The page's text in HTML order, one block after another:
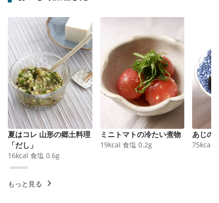
夏はコレ 山形の郷土料理
「だし」
16kcal 食塩 0.6g
ミニトマトの冷たい煮物
19kcal 食塩 0.2g
あじの
75kcal
もっと見る